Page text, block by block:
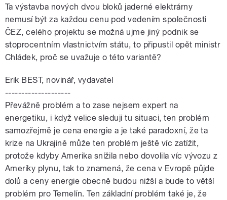
Ta výstavba nových dvou bloků jaderné elektrárny
nemusí být za každou cenu pod vedením společnosti
ČEZ, celého projektu se možná ujme jiný podnik se
stoprocentním vlastnictvím státu, to připustil opět ministr
Chládek, proč se uvažuje o této variantě?
Erik BEST, novinář, vydavatel
--------------------
Převážně problém a to zase nejsem expert na
energetiku, i když velice sleduji tu situaci, ten problém
samozřejmě je cena energie a je také paradoxní, že ta
krize na Ukrajině může ten problém ještě víc zatížit,
protože kdyby Amerika snížila nebo dovolila víc vývozu z
Ameriky plynu, tak to znamená, že cena v Evropě půjde
dolů a ceny energie obecně budou nižší a bude to větší
problém pro Temelín. Ten základní problém také je, že